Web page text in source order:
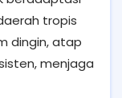
tropis
dingin, atap
menjaga